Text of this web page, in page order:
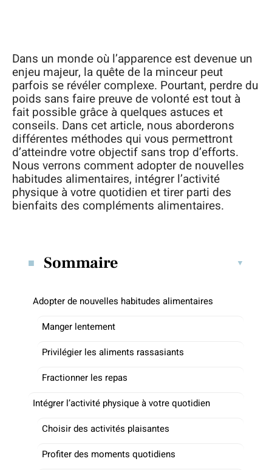
Dans un monde où l’apparence est devenue un
enjeu majeur, la quête de la minceur peut
parfois se révéler complexe. Pourtant, perdre du
poids sans faire preuve de volonté est tout à
fait possible grâce à quelques astuces et
conseils. Dans cet article, nous aborderons
différentes méthodes qui vous permettront
d’atteindre votre objectif sans trop d’efforts.
Nous verrons comment adopter de nouvelles
habitudes alimentaires, intégrer l’activité
physique à votre quotidien et tirer parti des
bienfaits des compléments alimentaires.
Sommaire
Adopter de nouvelles habitudes alimentaires
Manger lentement
Privilégier les aliments rassasiants
Fractionner les repas
Intégrer l’activité physique à votre quotidien
Choisir des activités plaisantes
Profiter des moments quotidiens